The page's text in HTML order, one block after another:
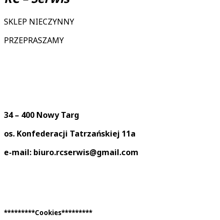
SKLEP NIECZYNNY
PRZEPRASZAMY
34 – 400 Nowy Targ
os. Konfederacji Tatrzańskiej 11a
e-mail: biuro.rcserwis@gmail.com
*********Cookies*********